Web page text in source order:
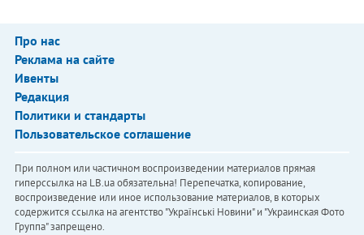
Про нас
Реклама на сайте
Ивенты
Редакция
Политики и стандарты
Пользовательское соглашение
При полном или частичном воспроизведении материалов прямая
гиперссылка на LB.ua обязательна! Перепечатка, копирование,
воспроизведение или иное использование материалов, в которых
содержится ссылка на агентство "Українськi Новини" и "Украинская Фото
Группа" запрещено.